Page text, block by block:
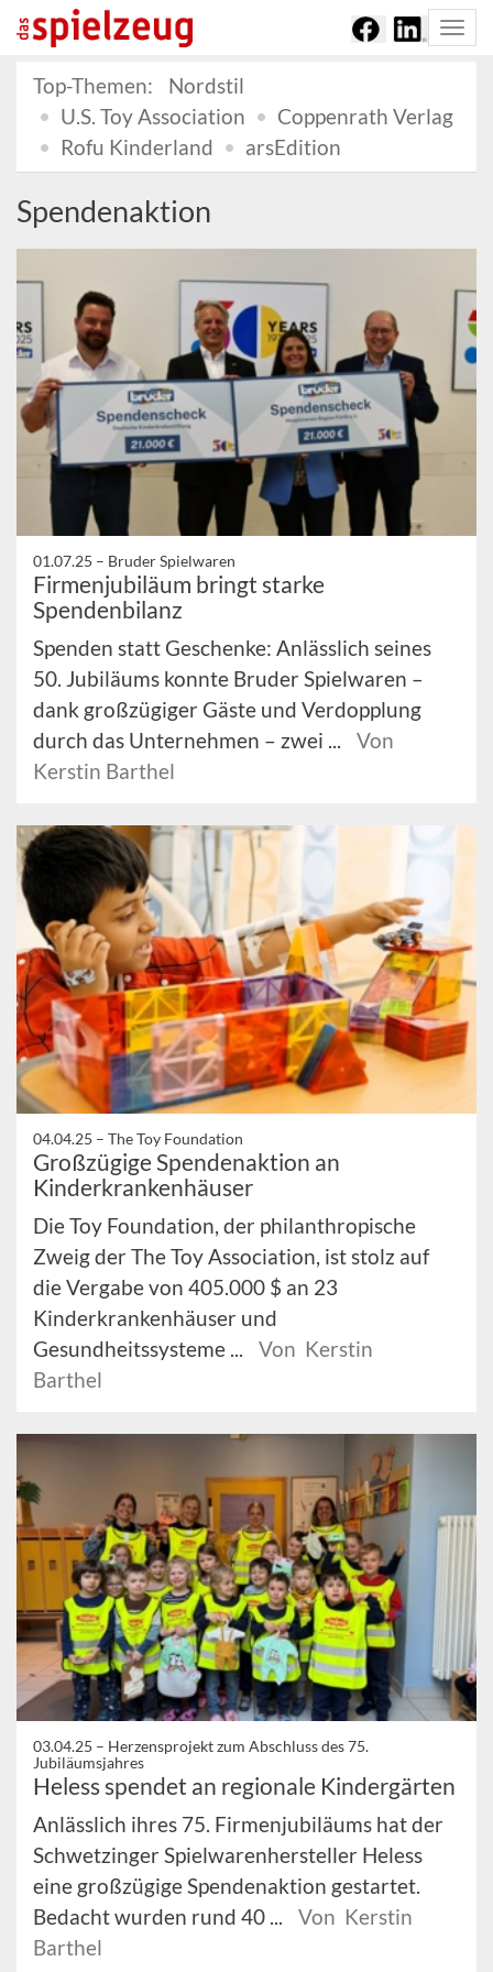
Top-Themen:
Nordstil
U.S. Toy Association
Coppenrath Verlag
Rofu Kinderland
arsEdition
Spendenaktion
01.07.25 – Bruder Spielwaren
Firmenjubiläum bringt starke
Spendenbilanz
Spenden statt Geschenke: Anlässlich seines
50. Jubiläums konnte Bruder Spielwaren –
dank großzügiger Gäste und Verdopplung
durch das Unternehmen – zwei ...
Von
Kerstin Barthel
04.04.25 – The Toy Foundation
Großzügige Spendenaktion an
Kinderkrankenhäuser
Die Toy Foundation, der philanthropische
Zweig der The Toy Association, ist stolz auf
die Vergabe von 405.000 $ an 23
Kinderkrankenhäuser und
Gesundheitssysteme ...
Von Kerstin
Barthel
03.04.25 – Herzensprojekt zum Abschluss des 75.
Jubiläumsjahres
Heless spendet an regionale Kindergärten
Anlässlich ihres 75. Firmenjubiläums hat der
Schwetzinger Spielwarenhersteller Heless
eine großzügige Spendenaktion gestartet.
Bedacht wurden rund 40 ...
Von Kerstin
Barthel